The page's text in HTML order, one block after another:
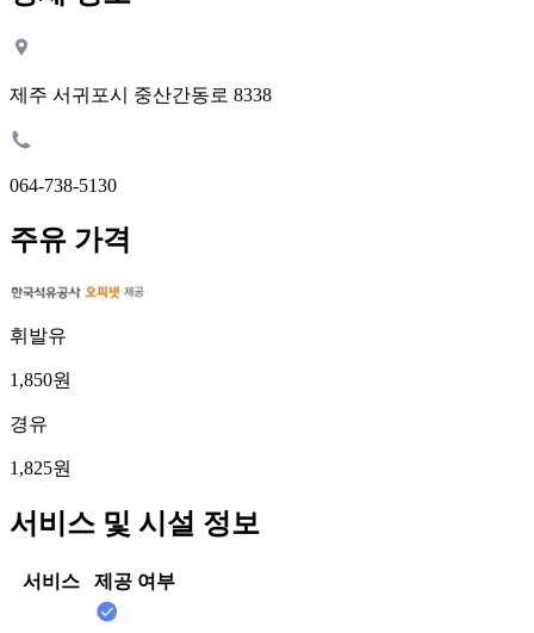
제주 서귀포시 중산간동로 8338
064-738-5130
주유 가격
휘발유
1,850원
경유
1,825원
서비스 및 시설 정보
서비스 제공 여부